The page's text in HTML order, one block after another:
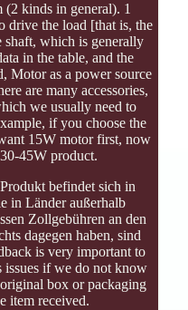
(2 kinds in general). 1
drive the load [that is, the
which is generally
in the table, and the
Motor as a power source
are many accessories,
we usually need to
if you choose the
15W motor first, now
45W product.
befindet sich in
in Länder außerhalb
Zollgebühren an den
dagegen haben, sind
is very important to
issues if we do not know
box or packaging
item received.